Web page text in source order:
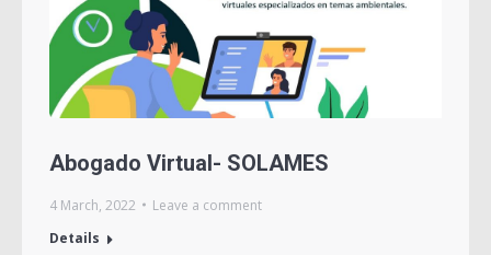
Abogado Virtual- SOLAMES
4 March, 2022
Leave a comment
Details